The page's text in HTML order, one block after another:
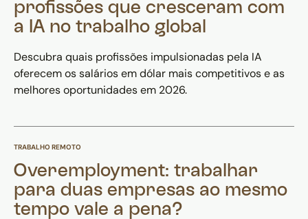
profissões que cresceram com
a IA no trabalho global
Descubra quais profissões impulsionadas pela IA
oferecem os salários em dólar mais competitivos e as
melhores oportunidades em 2026.
TRABALHO REMOTO
Overemployment: trabalhar
para duas empresas ao mesmo
tempo vale a pena?